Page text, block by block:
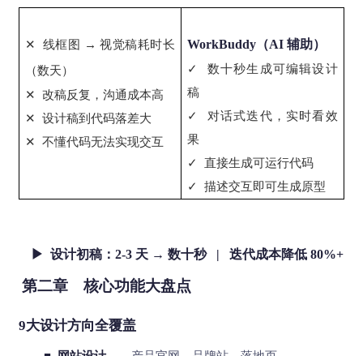
✕ 线框图 → 视觉稿耗时长
（数天）
✕ 改稿反复，沟通成本高
✕ 设计稿到代码落差大
✕ 不懂代码无法实现交互
WorkBuddy（AI 辅助）
✓ 数十秒生成可编辑设计
稿
✓ 对话式迭代，实时看效
果
✓ 直接生成可运行代码
✓ 描述交互即可生成原型
▶ 设计初稿：2-3 天 → 数十秒 | 迭代成本降低 80%+
第二章 核心功能大盘点
9大设计方向全覆盖